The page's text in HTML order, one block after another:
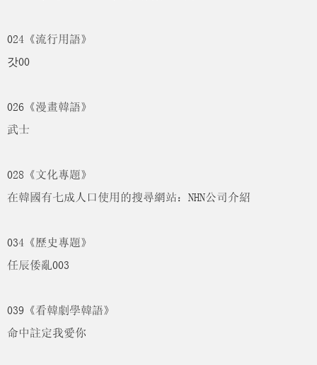
024《流行用語》
갓00
026《漫畫韓語》
武士
028《文化專題》
在韓國有七成人口使用的搜尋網站：NHN公司介紹
034《歷史專題》
任辰倭亂003
039《看韓劇學韓語》
命中註定我愛你